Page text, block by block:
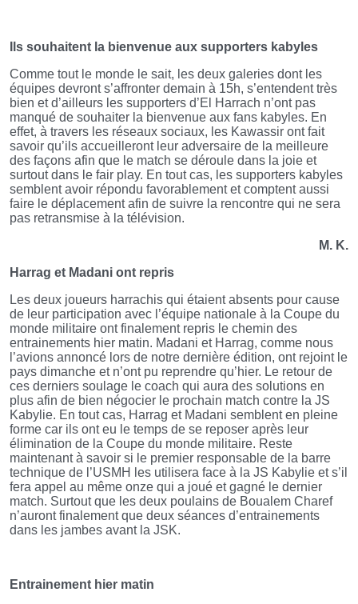
Ils souhaitent la bienvenue aux supporters kabyles
Comme tout le monde le sait, les deux galeries dont les
équipes devront s’affronter demain à 15h, s’entendent très
bien et d’ailleurs les supporters d’El Harrach n’ont pas
manqué de souhaiter la bienvenue aux fans kabyles. En
effet, à travers les réseaux sociaux, les Kawassir ont fait
savoir qu’ils accueilleront leur adversaire de la meilleure
des façons afin que le match se déroule dans la joie et
surtout dans le fair play. En tout cas, les supporters kabyles
semblent avoir répondu favorablement et comptent aussi
faire le déplacement afin de suivre la rencontre qui ne sera
pas retransmise à la télévision.
M. K.
Harrag et Madani ont repris
Les deux joueurs harrachis qui étaient absents pour cause
de leur participation avec l’équipe nationale à la Coupe du
monde militaire ont finalement repris le chemin des
entrainements hier matin. Madani et Harrag, comme nous
l’avions annoncé lors de notre dernière édition, ont rejoint le
pays dimanche et n’ont pu reprendre qu’hier. Le retour de
ces derniers soulage le coach qui aura des solutions en
plus afin de bien négocier le prochain match contre la JS
Kabylie. En tout cas, Harrag et Madani semblent en pleine
forme car ils ont eu le temps de se reposer après leur
élimination de la Coupe du monde militaire. Reste
maintenant à savoir si le premier responsable de la barre
technique de l’USMH les utilisera face à la JS Kabylie et s’il
fera appel au même onze qui a joué et gagné le dernier
match. Surtout que les deux poulains de Boualem Charef
n’auront finalement que deux séances d’entrainements
dans les jambes avant la JSK.
Entrainement hier matin